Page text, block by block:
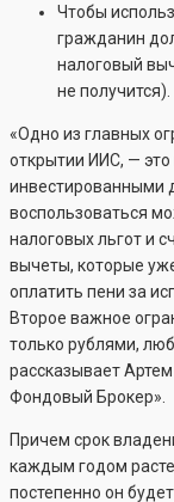
Чтобы
гражданин
налоговый
не получится).
«Одно из главных
открытии ИИС, —
инвестированными
воспользоваться
налоговых льгот и
вычеты, которые
оплатить пени за
Второе важное
только рублями,
рассказывает
Фондовый Брокер».
Причем срок
каждым годом
постепенно он